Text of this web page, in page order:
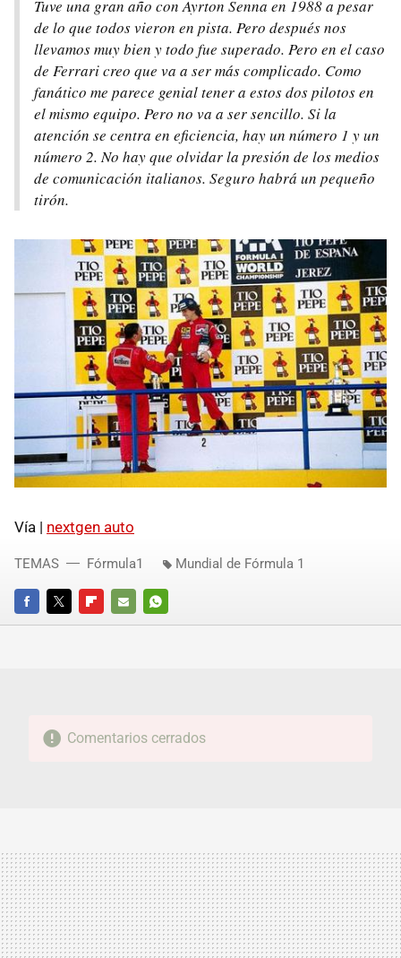
Tuve una gran año con Ayrton Senna en 1988 a pesar
de lo que todos vieron en pista. Pero después nos
llevamos muy bien y todo fue superado. Pero en el caso
de Ferrari creo que va a ser más complicado. Como
fanático me parece genial tener a estos dos pilotos en
el mismo equipo. Pero no va a ser sencillo. Si la
atención se centra en eficiencia, hay un número 1 y un
número 2. No hay que olvidar la presión de los medios
de comunicación italianos. Seguro habrá un pequeño
tirón.
Vía | nextgen auto
FACEBOOKTWITTERFLIPBOARD
E-
WHATSAPP
TEMAS Fórmula1 Mundial de Fórmula 1
Comentarios cerrados